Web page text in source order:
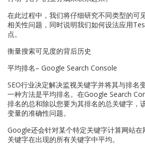
在此过程中，我们将仔细研究不同类型的可
相关性问题，同时说明我们如何设法应用
点。
衡量搜索可见度的背后历史
平均排名– Google Search Console
SEO行业决定解决监视关键字并将其与排名
一种方法是平均排名。在Google Search
排名的总和除以您要为其排名的总关键字，
变量的准确性问题。
Google还会针对某个特定关键字计算网站
关键字在出现的所有关键字中平均。